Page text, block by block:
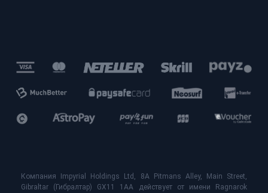
Компания Impyrial Holdings Ltd, 8A Pitmans Alley, Main Street,
Gibraltar (Гибралтар) GX11 1AA действует от имени Ragnarok